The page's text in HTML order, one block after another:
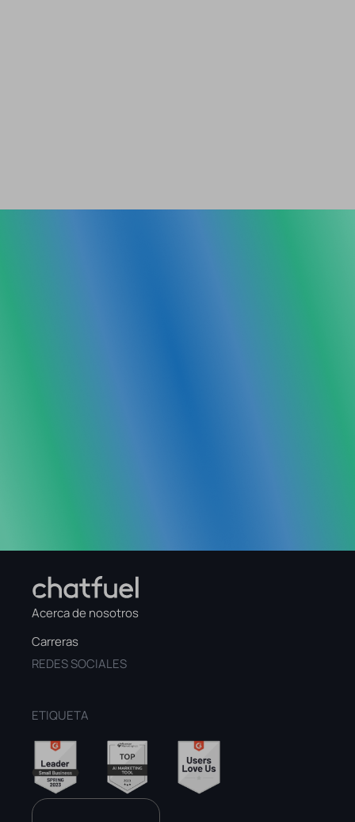
Acerca de nosotros
Carreras
REDES SOCIALES
ETIQUETA